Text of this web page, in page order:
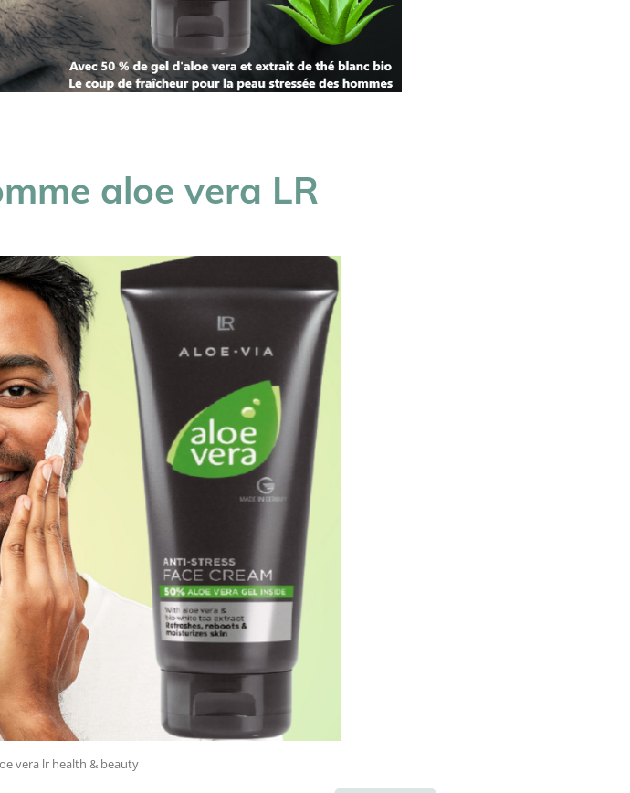
aloe vera LR
vera lr health & beauty